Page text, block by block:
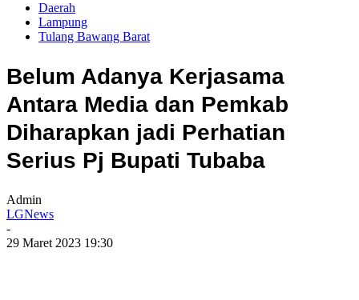
Daerah
Lampung
Tulang Bawang Barat
Belum Adanya Kerjasama
Antara Media dan Pemkab
Diharapkan jadi Perhatian
Serius Pj Bupati Tubaba
Admin
LGNews
-
29 Maret 2023 19:30